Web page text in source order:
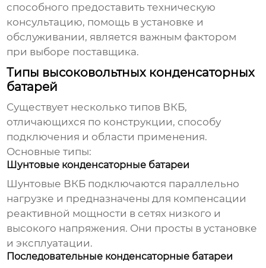
способного предоставить техническую
консультацию, помощь в установке и
обслуживании, является важным фактором
при выборе поставщика.
Типы высоковольтных конденсаторных
батарей
Существует несколько типов ВКБ,
отличающихся по конструкции, способу
подключения и области применения.
Основные типы:
Шунтовые конденсаторные батареи
Шунтовые ВКБ подключаются параллельно
нагрузке и предназначены для компенсации
реактивной мощности в сетях низкого и
высокого напряжения. Они просты в установке
и эксплуатации.
Последовательные конденсаторные батареи